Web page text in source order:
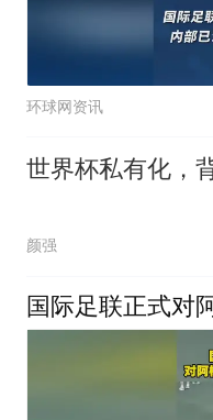
环球网资讯
世界杯私有化，
颜强
国际足联正式对